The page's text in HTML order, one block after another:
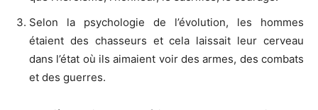
Selon la psychologie de l’évolution, les hommes
étaient des chasseurs et cela laissait leur cerveau
dans l’état où ils aimaient voir des armes, des combats
et des guerres.